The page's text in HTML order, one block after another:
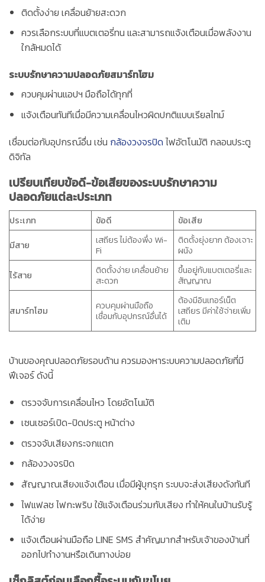
ติดตั้งง่าย เคลื่อนย้ายสะดวก
ควรเลือกระบบที่แบตเตอรี่ทน และสามารถแจ้งเตือนเมื่อพลังงาน
ใกล้หมดได้
ระบบรักษาความปลอดภัยสมาร์ทโฮม
ควบคุมผ่านแอปฯ มือถือได้ทุกที่
แจ้งเตือนทันทีเมื่อมีความเคลื่อนไหวผิดปกติแบบเรียลไทม์
เชื่อมต่อกับอุปกรณ์อื่น เช่น กล้องวงจรปิด ไฟอัตโนมัติ กลอนประตู
ดิจิทัล
เปรียบเทียบข้อดี-ข้อเสียของระบบรักษาความ
ปลอดภัยแต่ละประเภท
ประเภท ข้อดี
ข้อเสีย
มีสาย
เสถียร ไม่ต้องพึ่ง Wi-
Fi
ติดตั้งยุ่งยาก ต้องเจาะ
ผนัง
ไร้สาย
ติดตั้งง่าย เคลื่อนย้าย
สะดวก
ขึ้นอยู่กับแบตเตอรี่และ
สัญญาณ
สมาร์ทโฮม
ควบคุมผ่านมือถือ
เชื่อมกับอุปกรณ์อื่นได้
ต้องมีอินเทอร์เน็ต
เสถียร มีค่าใช้จ่ายเพิ่ม
เติม
บ้านของคุณปลอดภัยรอบด้าน ควรมองหาระบบความปลอดภัยที่มี
ฟีเจอร์ ดังนี้
ตรวจจับการเคลื่อนไหว โดยอัตโนมัติ
เซนเซอร์เปิด-ปิดประตู หน้าต่าง
ตรวจจับเสียงกระจกแตก
กล้องวงจรปิด
สัญญาณเสียงแจ้งเตือน เมื่อมีผู้บุกรุก ระบบจะส่งเสียงดังทันที
ไฟแฟลช ไฟกะพริบ ใช้แจ้งเตือนร่วมกับเสียง ทำให้คนในบ้านรับรู้
ได้ง่าย
แจ้งเตือนผ่านมือถือ LINE SMS สำคัญมากสำหรับเจ้าของบ้านที่
ออกไปทำงานหรือเดินทางบ่อย